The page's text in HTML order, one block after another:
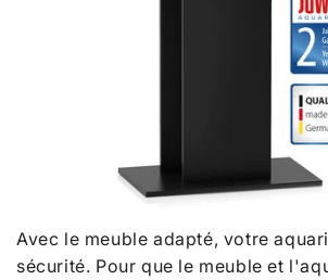
Avec le meuble adapté, votre
sécurité. Pour que le meuble et